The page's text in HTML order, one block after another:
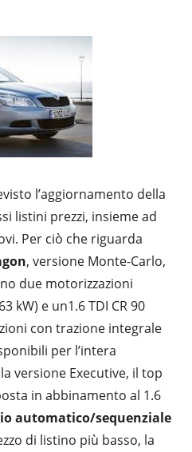
l’aggiornamento della
listini prezzi, insieme ad
Per ciò che riguarda
, versione Monte-Carlo,
due motorizzazioni
kW) e un1.6 TDI CR 90
con trazione integrale
per l’intera
versione Executive, il top
in abbinamento al 1.6
automatico/sequenziale
di listino più basso, la